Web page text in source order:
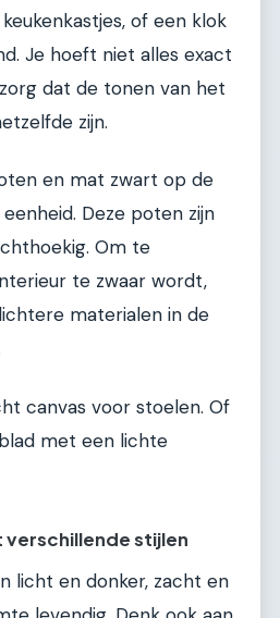
of een klok
Je hoeft niet alles exact
dat de tonen van het
zijn.
en mat zwart op de
Deze poten zijn
Om te
te zwaar wordt,
materialen in de
canvas voor stoelen. Of
met een lichte
verschillende stijlen
licht en donker, zacht en